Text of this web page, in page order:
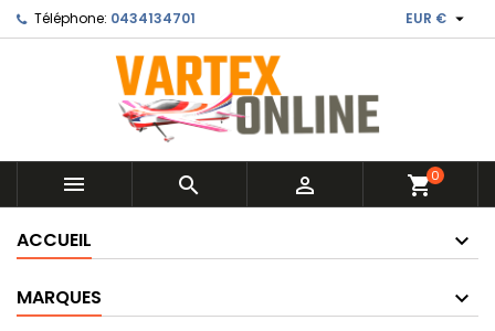
Téléphone: 0434134701 EUR € 
   shopping_cart0
ACCUEIL
MARQUES